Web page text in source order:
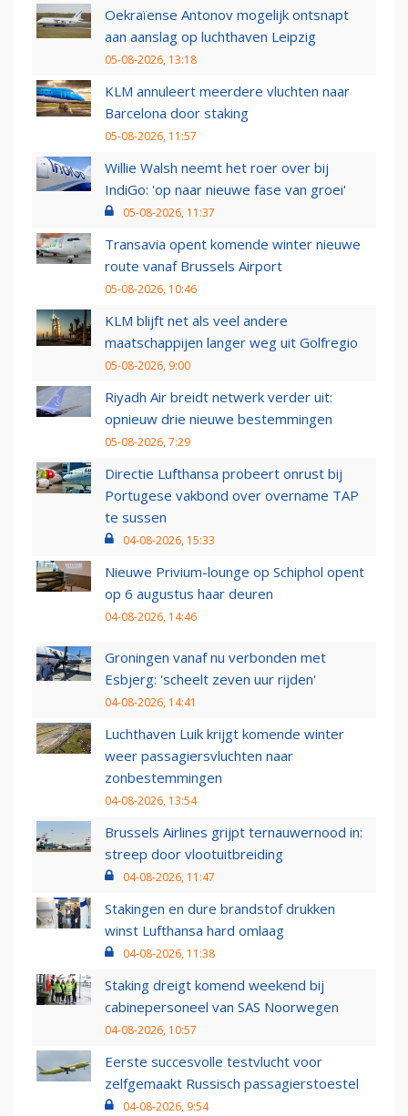
Oekraïense Antonov mogelijk ontsnapt
aan aanslag op luchthaven Leipzig
05-08-2026, 13:18
KLM annuleert meerdere vluchten naar
Barcelona door staking
05-08-2026, 11:57
Willie Walsh neemt het roer over bij
IndiGo: 'op naar nieuwe fase van groei'
05-08-2026, 11:37
Transavia opent komende winter nieuwe
route vanaf Brussels Airport
05-08-2026, 10:46
KLM blijft net als veel andere
maatschappijen langer weg uit Golfregio
05-08-2026, 9:00
Riyadh Air breidt netwerk verder uit:
opnieuw drie nieuwe bestemmingen
05-08-2026, 7:29
Directie Lufthansa probeert onrust bij
Portugese vakbond over overname TAP
te sussen
04-08-2026, 15:33
Nieuwe Privium-lounge op Schiphol opent
op 6 augustus haar deuren
04-08-2026, 14:46
Groningen vanaf nu verbonden met
Esbjerg: 'scheelt zeven uur rijden'
04-08-2026, 14:41
Luchthaven Luik krijgt komende winter
weer passagiersvluchten naar
zonbestemmingen
04-08-2026, 13:54
Brussels Airlines grijpt ternauwernood in:
streep door vlootuitbreiding
04-08-2026, 11:47
Stakingen en dure brandstof drukken
winst Lufthansa hard omlaag
04-08-2026, 11:38
Staking dreigt komend weekend bij
cabinepersoneel van SAS Noorwegen
04-08-2026, 10:57
Eerste succesvolle testvlucht voor
zelfgemaakt Russisch passagierstoestel
04-08-2026, 9:54